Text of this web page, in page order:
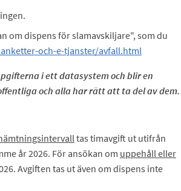
om dispens för slamavskiljare", som du
och-e-tjanster/avfall.html
i ett datasystem och blir en
och alla har rätt att ta del av dem.
tas timavgift ut utifrån
år 2026. För ansökan om uppehåll eller
Avgiften tas ut även om dispens inte